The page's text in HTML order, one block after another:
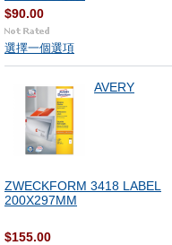
$90.00
選擇一個選項
AVERY
ZWECKFORM 3418 LABEL
200X297MM
$155.00